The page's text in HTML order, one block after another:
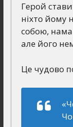
Герой
ніхто йому
собою,
але його
Це чудово